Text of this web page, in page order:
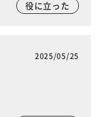
役に立った
2025/05/25